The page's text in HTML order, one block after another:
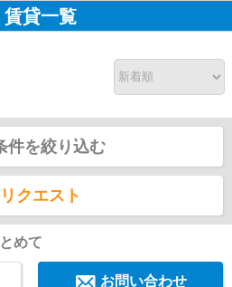
賃貸一覧
件を絞り込む
クエスト
めて
お問い合わせ